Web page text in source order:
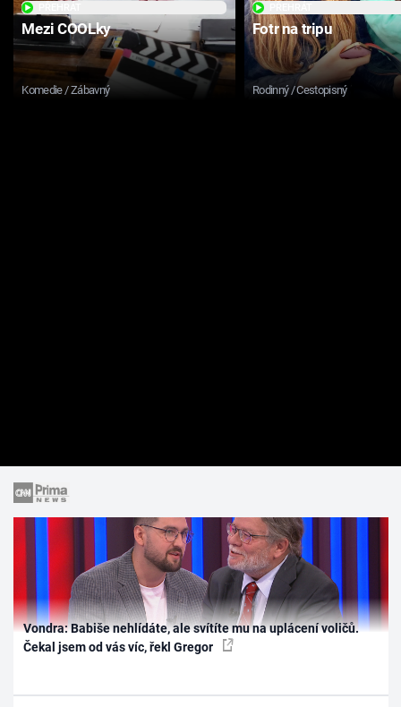
Mezi COOLky
Komedie / Zábavný
Fotr na tripu
Rodinný / Cestopisný
Vondra: Babiše nehlídáte, ale svítíte mu na uplácení voličů.
Čekal jsem od vás víc, řekl Gregor